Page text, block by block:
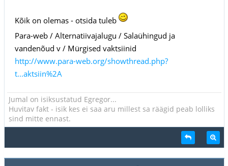
Kõik on olemas - otsida tuleb
Para-web / Alternatiivajalugu / Salaühingud ja
vandenõud v / Mürgised vaktsiinid
http://www.para-web.org/showthread.php?
t...aktsiin%2A
Jumal on isiksustatud Egregor...
Huvitav fakt - isik kes ei saa aru millest sa räägid peab lolliks
sind mitte ennast.